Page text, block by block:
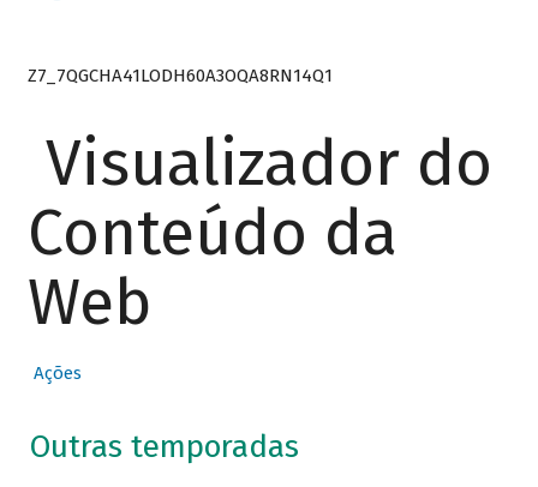
Z7_7QGCHA41LODH60A3OQA8RN14Q1
Visualizador do
Conteúdo da
Web
Ações
Outras temporadas